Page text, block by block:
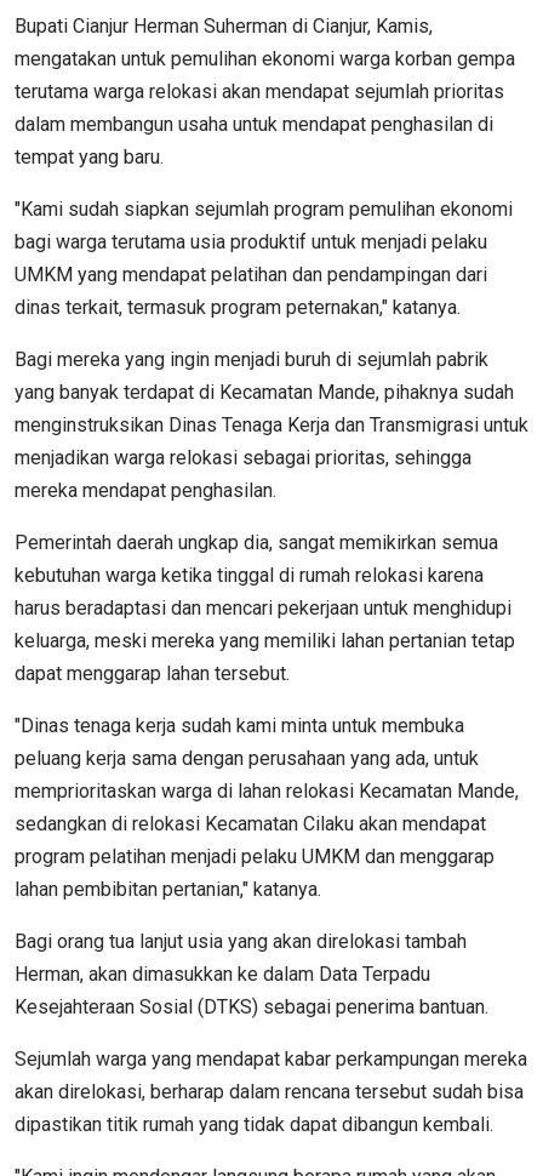
Bupati Cianjur Herman Suherman di Cianjur, Kamis,
mengatakan untuk pemulihan ekonomi warga korban gempa
terutama warga relokasi akan mendapat sejumlah prioritas
dalam membangun usaha untuk mendapat penghasilan di
tempat yang baru.
"Kami sudah siapkan sejumlah program pemulihan ekonomi
bagi warga terutama usia produktif untuk menjadi pelaku
UMKM yang mendapat pelatihan dan pendampingan dari
dinas terkait, termasuk program peternakan," katanya.
Bagi mereka yang ingin menjadi buruh di sejumlah pabrik
yang banyak terdapat di Kecamatan Mande, pihaknya sudah
menginstruksikan Dinas Tenaga Kerja dan Transmigrasi untuk
menjadikan warga relokasi sebagai prioritas, sehingga
mereka mendapat penghasilan.
Pemerintah daerah ungkap dia, sangat memikirkan semua
kebutuhan warga ketika tinggal di rumah relokasi karena
harus beradaptasi dan mencari pekerjaan untuk menghidupi
keluarga, meski mereka yang memiliki lahan pertanian tetap
dapat menggarap lahan tersebut.
"Dinas tenaga kerja sudah kami minta untuk membuka
peluang kerja sama dengan perusahaan yang ada, untuk
memprioritaskan warga di lahan relokasi Kecamatan Mande,
sedangkan di relokasi Kecamatan Cilaku akan mendapat
program pelatihan menjadi pelaku UMKM dan menggarap
lahan pembibitan pertanian," katanya.
Bagi orang tua lanjut usia yang akan direlokasi tambah
Herman, akan dimasukkan ke dalam Data Terpadu
Kesejahteraan Sosial (DTKS) sebagai penerima bantuan.
Sejumlah warga yang mendapat kabar perkampungan mereka
akan direlokasi, berharap dalam rencana tersebut sudah bisa
dipastikan titik rumah yang tidak dapat dibangun kembali.